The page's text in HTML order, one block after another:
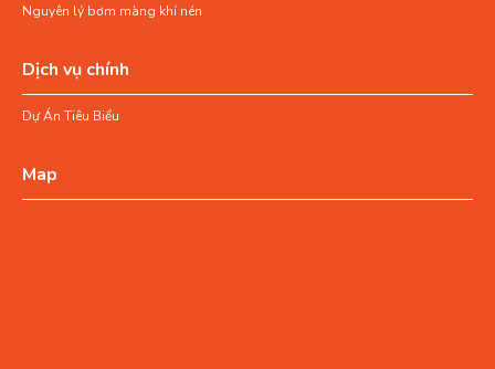
Nguyên lý bơm màng khí nén
Dịch vụ chính
Dự Án Tiêu Biểu
Map